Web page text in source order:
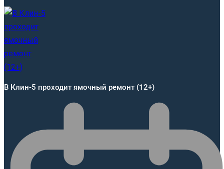
В Клин-5 проходит ямочный ремонт (12+)